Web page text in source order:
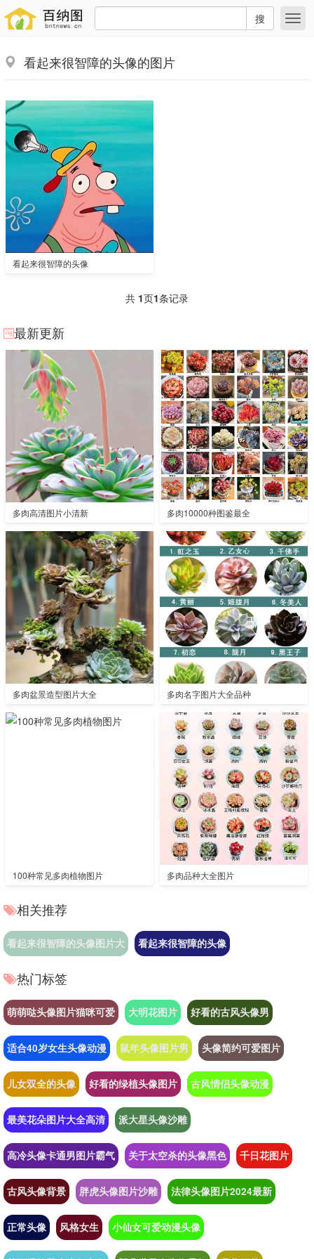
搜
看起来很智障的头像的图片
看起来很智障的头像
共 1页1条记录
最新更新
多肉高清图片小清新 多肉10000种图鉴最全
多肉盆景造型图片大全 多肉名字图片大全品种
100种常见多肉植物图片 多肉品种大全图片
相关推荐
看起来很智障的头像图片大 看起来很智障的头像
热门标签
萌萌哒头像图片猫咪可爱 大明花图片 好看的古风头像男
适合40岁女生头像动漫 鼠年头像图片男 头像简约可爱图片
儿女双全的头像 好看的绿植头像图片 古风情侣头像动漫
最美花朵图片大全高清 派大星头像沙雕
高冷头像卡通男图片霸气 关于太空杀的头像黑色 千日花图片
古风头像背景 胖虎头像图片沙雕 法律头像图片2024最新
正常头像 风格女生 小仙女可爱动漫头像